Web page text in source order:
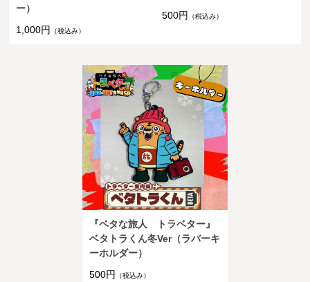
ー）
1,000円
（税込み）
500円
（税込み）
『ベタな旅人 トラベター』
ベタトラくん冬Ver（ラバーキ
ーホルダー）
500円
（税込み）